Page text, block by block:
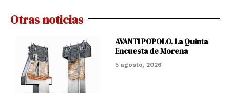
Otras noticias
AVANTI POPOLO. La Quinta
Encuesta de Morena
5 agosto, 2026